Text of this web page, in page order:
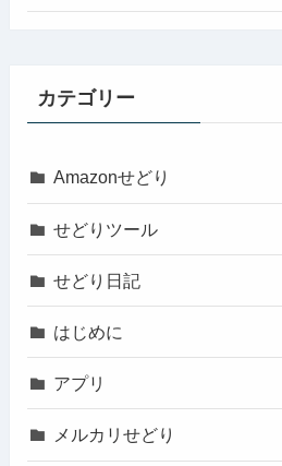
カテゴリー
Amazonせどり
せどりツール
せどり日記
はじめに
アプリ
メルカリせどり